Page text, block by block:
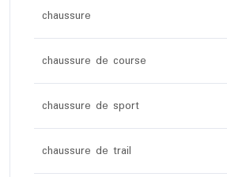
chaussure
chaussure de course
chaussure de sport
chaussure de trail